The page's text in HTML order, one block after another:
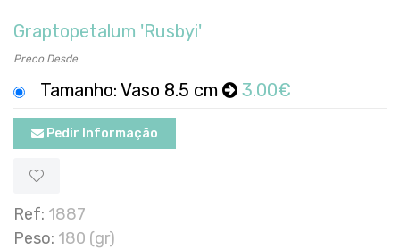
Graptopetalum 'Rusbyi'
Preco Desde
Tamanho: Vaso 8.5 cm 3.00€
Pedir Informação
Ref: 1887
Peso: 180 (gr)